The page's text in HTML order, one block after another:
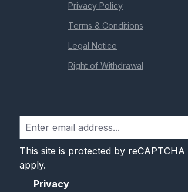
Privacy Policy
Terms & Conditions
Legal Notice
Right of Withdrawal
This site is protected by
apply.
Privacy